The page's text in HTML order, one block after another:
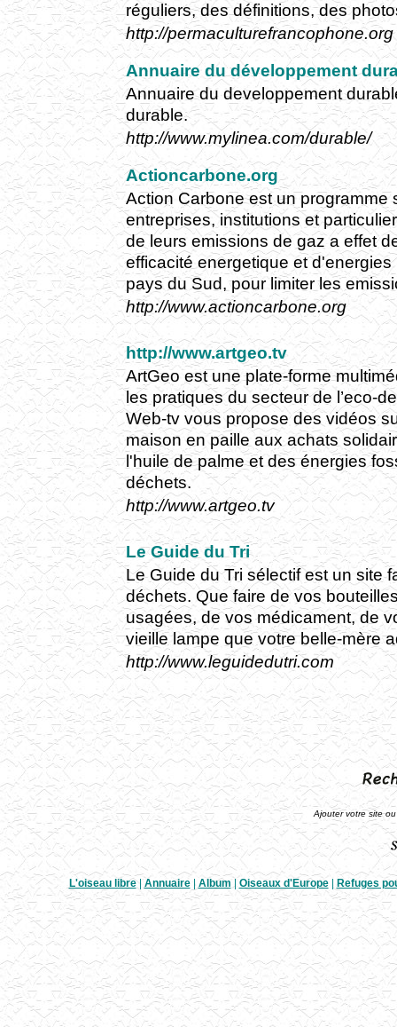
réguliers, des définitions, des
http://permaculturefrancophone.org
Annuaire du développement
Annuaire du developpement
durable.
http://www.mylinea.com/durable/
Actioncarbone.org
Action Carbone est un programme
entreprises, institutions et
de leurs emissions de gaz a effet
efficacité energetique et
pays du Sud, pour limiter les
http://www.actioncarbone.org
http://www.artgeo.tv
ArtGeo est une plate-forme
les pratiques du secteur de l’eco-
Web-tv vous propose des vidéos
maison en paille aux achats
l'huile de palme et des énergies
déchets.
http://www.artgeo.tv
Le Guide du Tri
Le Guide du Tri sélectif est un site
déchets. Que faire de vos
usagées, de vos médicament, de
vieille lampe que votre belle-mère
http://www.leguidedutri.com
Ajouter votre site
L'oiseau libre| Annuaire| Album | Oiseaux d'Europe| Refuges